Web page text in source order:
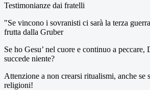
Testimonianze dai fratelli
"Se vincono i sovranisti ci sarà la terza
frutta dalla Gruber
Se ho Gesu’ nel cuore e continuo a peccare,
succede niente?
Attenzione a non crearsi ritualismi, anche se
religioni!